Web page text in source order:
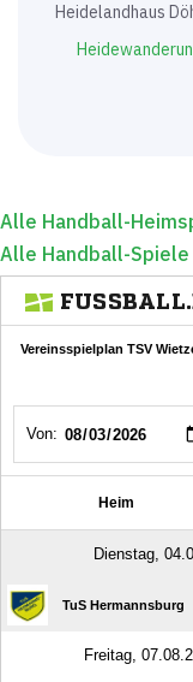
Heidelandhaus
Alle Handball-
Alle Handball-Spiele